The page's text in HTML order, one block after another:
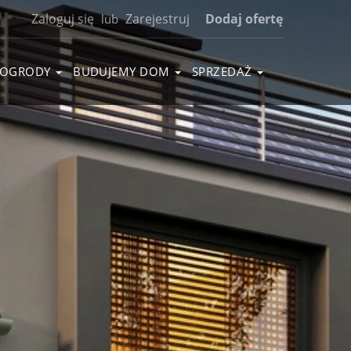
Zaloguj się lub Zarejestruj Dodaj ofertę
BUDUJEMY DOM SPRZEDAŻ